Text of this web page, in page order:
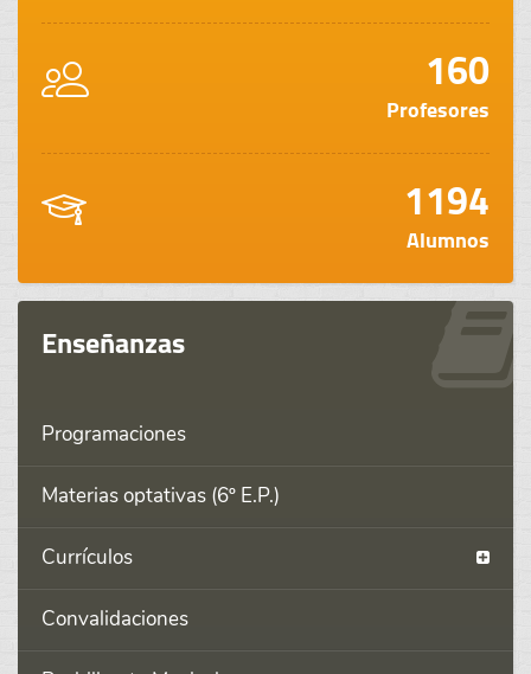
160
Profesores
1194
Alumnos
Enseñanzas
Programaciones
Materias optativas (6º E.P.)
Currículos
Convalidaciones